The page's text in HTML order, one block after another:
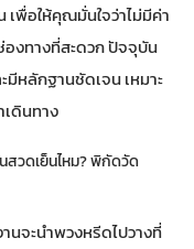
เพื่อให้คุณมั่นใจว่าไม่มีค่า
องทางที่สะดวก ปัจจุบัน
มีหลักฐานชัดเจน เหมาะ
เดินทาง
สวดเย็นไหม? พิกัดวัด
จะนำพวงหรีดไปวางที่